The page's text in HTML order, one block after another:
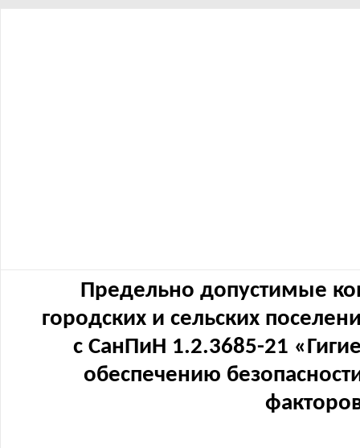
Предельно допустимые
городских и сельских
с СанПиН 1.2.3685-21
обеспечению